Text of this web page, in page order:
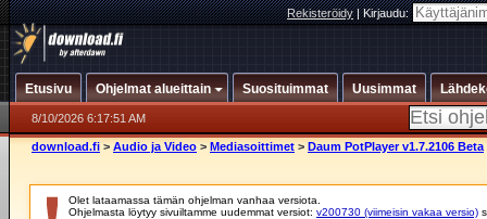
Rekisteröidy|Kirjaudu:
Etusivu Ohjelmat alueittain Suosituimmat Uusimmat
8/10/2026 6:17:51 AM
download.fi > Audio ja Video > Mediasoittimet > Daum PotPlayer v1.7.2106 Beta
Olet lataamassa tämän ohjelman vanhaa versiota.
Ohjelmasta löytyy sivuiltamme uudemmat versiot: v200730 (viimeisin vakaa versio)